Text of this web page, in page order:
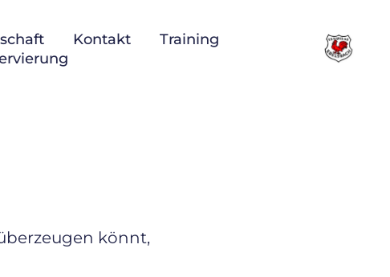
Kontakt
Training
könnt,